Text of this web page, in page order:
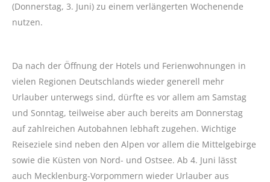
(Donnerstag, 3. Juni) zu einem verlängerten Wochenende
nutzen.
Da nach der Öffnung der Hotels und Ferienwohnungen in
vielen Regionen Deutschlands wieder generell mehr
Urlauber unterwegs sind, dürfte es vor allem am Samstag
und Sonntag, teilweise aber auch bereits am Donnerstag
auf zahlreichen Autobahnen lebhaft zugehen. Wichtige
Reiseziele sind neben den Alpen vor allem die Mittelgebirge
sowie die Küsten von Nord- und Ostsee. Ab 4. Juni lässt
auch Mecklenburg-Vorpommern wieder Urlauber aus